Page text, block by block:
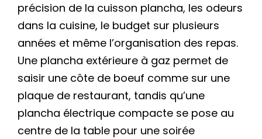
précision de la cuisson plancha, les odeurs
dans la cuisine, le budget sur plusieurs
années et même l’organisation des repas.
Une plancha extérieure à gaz permet de
saisir une côte de boeuf comme sur une
plaque de restaurant, tandis qu’une
plancha électrique compacte se pose au
centre de la table pour une soirée